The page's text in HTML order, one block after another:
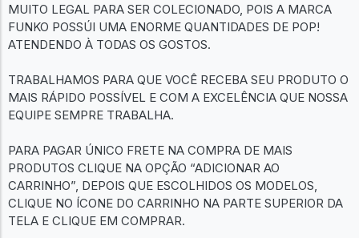
MUITO LEGAL PARA SER COLECIONADO, POIS A MARCA
FUNKO POSSÚI UMA ENORME QUANTIDADES DE POP!
ATENDENDO À TODAS OS GOSTOS.
TRABALHAMOS PARA QUE VOCÊ RECEBA SEU PRODUTO O
MAIS RÁPIDO POSSÍVEL E COM A EXCELÊNCIA QUE NOSSA
EQUIPE SEMPRE TRABALHA.
PARA PAGAR ÚNICO FRETE NA COMPRA DE MAIS
PRODUTOS CLIQUE NA OPÇÃO “ADICIONAR AO
CARRINHO”, DEPOIS QUE ESCOLHIDOS OS MODELOS,
CLIQUE NO ÍCONE DO CARRINHO NA PARTE SUPERIOR DA
TELA E CLIQUE EM COMPRAR.